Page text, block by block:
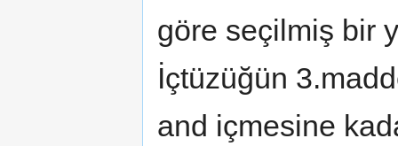
göre seçilmiş bir
İçtüzüğün
and içmesine